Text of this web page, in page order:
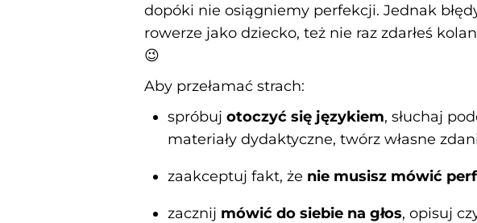
dopóki nie osiągniemy perfekcji. Jednak
rowerze jako dziecko, też nie raz zdarłeś
😉
Aby przełamać strach:
spróbuj otoczyć się językiem, słuchaj
materiały dydaktyczne, twórz własne
zaakceptuj fakt, że nie musisz mówić
zacznij mówić do siebie na głos, opisuj